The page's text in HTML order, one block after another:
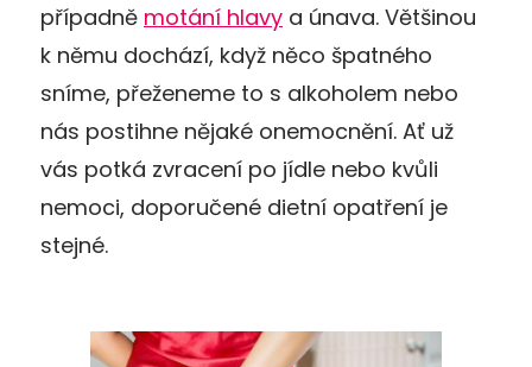
případně motání hlavy a únava. Většinou
k němu dochází, když něco špatného
sníme, přeženeme to s alkoholem nebo
nás postihne nějaké onemocnění. Ať už
vás potká zvracení po jídle nebo kvůli
nemoci, doporučené dietní opatření je
stejné.